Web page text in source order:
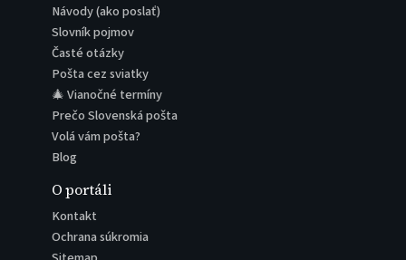
Návody (ako poslať)
Slovník pojmov
Časté otázky
Pošta cez sviatky
🎄 Vianočné termíny
Prečo Slovenská pošta
Volá vám pošta?
Blog
O portáli
Kontakt
Ochrana súkromia